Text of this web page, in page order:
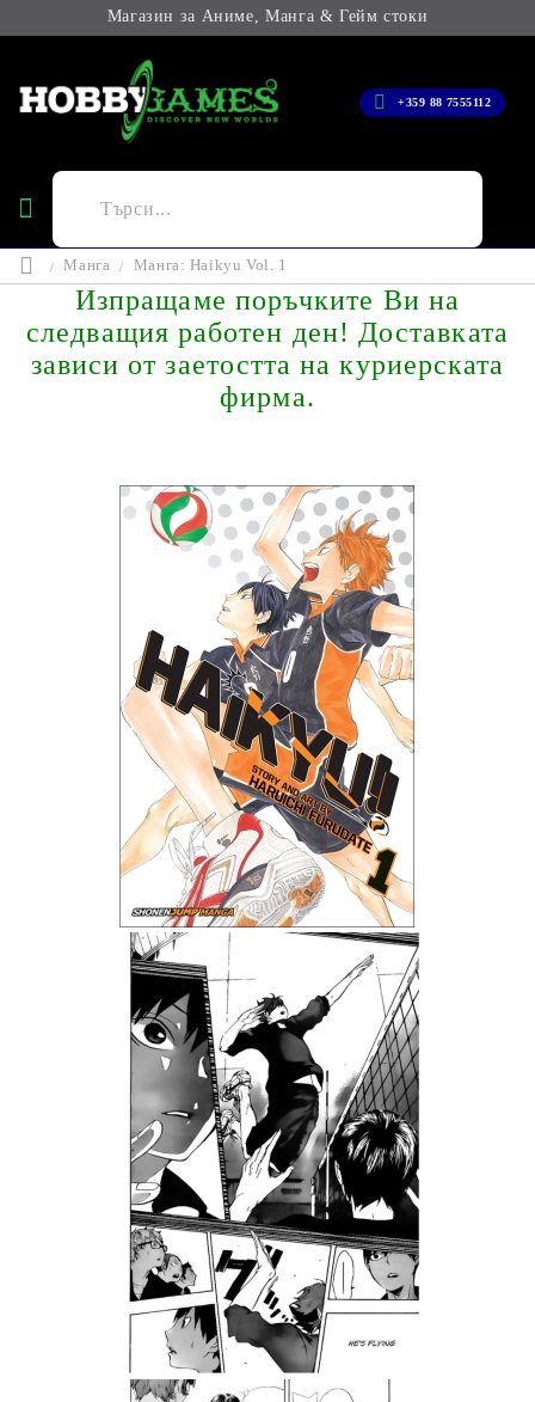
Магазин за Аниме, Манга & Гейм стоки
+359 88 7555112
Манга Манга: Haikyu Vol. 1
Изпращаме поръчките Ви на
следващия работен ден! Доставката
зависи от заетостта на куриерската
фирма.